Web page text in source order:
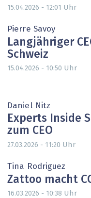
15.04.2026 - 12:01 Uhr
Pierre Savoy
Langjähriger
Schweiz
15.04.2026 - 10:50 Uhr
Daniel Nitz
Experts Inside
zum CEO
27.03.2026 - 11:20 Uhr
Tina Rodriguez
Zattoo macht
16.03.2026 - 10:38 Uhr